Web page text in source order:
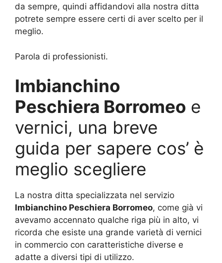
da sempre, quindi affidandovi alla nostra ditta
potrete sempre essere certi di aver scelto per il
meglio.
Parola di professionisti.
Imbianchino
Peschiera Borromeo e
vernici, una breve
guida per sapere cos’ è
meglio scegliere
La nostra ditta specializzata nel servizio
Imbianchino Peschiera Borromeo, come già vi
avevamo accennato qualche riga più in alto, vi
ricorda che esiste una grande varietà di vernici
in commercio con caratteristiche diverse e
adatte a diversi tipi di utilizzo.